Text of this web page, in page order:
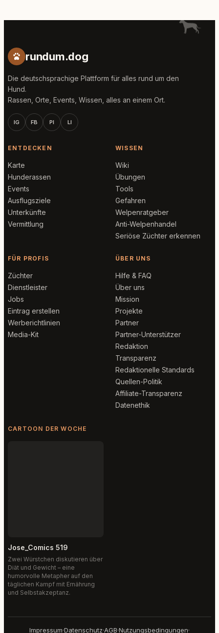
rundum.dog
Die deutschsprachige Plattform für alles rund um den
Hund.
Rassen, Orte, Events, Wissen, alles an einem Ort.
IG FB PI LI
ENTDECKEN
Karte
Hunderassen
Events
Ausflugsziele
Unterkünfte
Vermittlung
WISSEN
Wiki
Übungen
Tools
Gefahren
Welpenratgeber
Anti-Welpenhandel
Seriöse Züchter erkennen
FÜR PROFIS
Züchter
Dienstleister
Jobs
Eintrag erstellen
Werberichtlinien
Media-Kit
ÜBER UNS
Hilfe & FAQ
Über uns
Mission
Projekte
Partner
Partner-Unterstützer
Redaktion
Transparenz
Redaktionelle Standards
Quellen-Politik
Affiliate-Transparenz
Datenethik
CARTOON DER WOCHE
Jose_Comics 519
Zwei Würstchen diskutieren über
Diät und Gewicht – eine
humorvolle Metapher auf den
täglichen Kampf mit Ernährung
und Selbstakzeptanz.
Impressum·Datenschutz·AGB·Nutzungsbedingungen·